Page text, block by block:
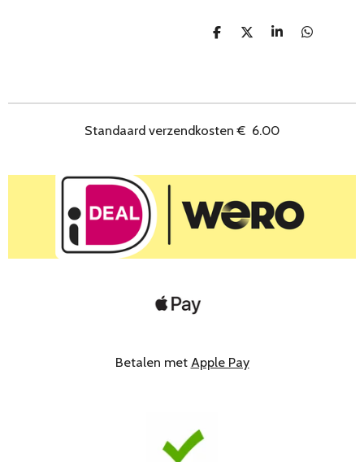
D
D
S
D
Standaard verzendkosten€ 6.00
Betalen met Apple Pay